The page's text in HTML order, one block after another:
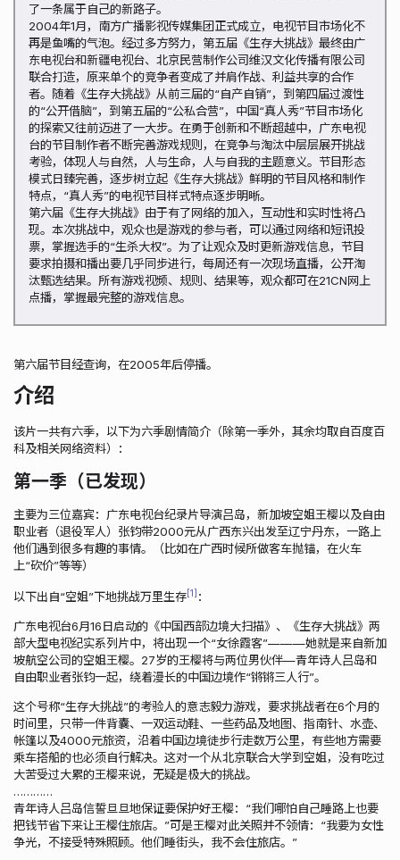
了一条属于自己的新路子。
2004年1月，南方广播影视传媒集团正式成立，电视节目市场化不
再是鱼嘴的气泡。经过多方努力，第五届《生存大挑战》最终由广
东电视台和新疆电视台、北京民营制作公司维汉文化传播有限公司
联合打造，原来单个的竞争者变成了并肩作战、利益共享的合作
者。随着《生存大挑战》从前三届的“自产自销”，到第四届过渡性
的“公开借脑”，到第五届的“公私合营”，中国“真人秀”节目市场化
的探索又往前迈进了一大步。在勇于创新和不断超越中，广东电视
台的节目制作者不断完善游戏规则，在竞争与淘汰中层层展开挑战
考验，体现人与自然，人与生命，人与自我的主题意义。节目形态
模式日臻完善，逐步树立起《生存大挑战》鲜明的节目风格和制作
特点，“真人秀”的电视节目样式特点逐步明晰。
第六届《生存大挑战》由于有了网络的加入，互动性和实时性将凸
现。本次挑战中，观众也是游戏的参与者，可以通过网络和短讯投
票，掌握选手的“生杀大权”。为了让观众及时更新游戏信息，节目
要求拍摄和播出要几乎同步进行，每周还有一次现场直播，公开淘
汰甄选结果。所有游戏视频、规则、结果等，观众都可在21CN网上
点播，掌握最完整的游戏信息。
第六届节目经查询，在2005年后停播。
介绍
该片一共有六季，以下为六季剧情简介（除第一季外，其余均取自百度百
科及相关网络资料）：
第一季（已发现）
主要为三位嘉宾：广东电视台纪录片导演吕岛，新加坡空姐王樱以及自由
职业者（退役军人）张钧带2000元从广西东兴出发至辽宁丹东，一路上
他们遇到很多有趣的事情。（比如在广西时候所做客车抛锚，在火车
上“砍价”等等）
以下出自“空姐”下地挑战万里生存 1 ：
广东电视台6月16日启动的《中国西部边境大扫描》、《生存大挑战》两
部大型电视纪实系列片中，将出现一个“女徐霞客”———她就是来自新加
坡航空公司的空姐王樱。27岁的王樱将与两位男伙伴—青年诗人吕岛和
自由职业者张钧一起，绕着漫长的中国边境作“锵锵三人行”。
这个号称“生存大挑战”的考验人的意志毅力游戏，要求挑战者在6个月的
时间里，只带一件背囊、一双运动鞋、一些药品及地图、指南针、水壶、
帐篷以及4000元旅资，沿着中国边境徒步行走数万公里，有些地方需要
乘车搭船的也必须自行解决。这对一个从北京联合大学到空姐，没有吃过
大苦受过大累的王樱来说，无疑是极大的挑战。
…………
青年诗人吕岛信誓旦旦地保证要保护好王樱：“我们哪怕自己睡路上也要
把钱节省下来让王樱住旅店。”可是王樱对此关照并不领情：“我要为女性
争光，不接受特殊照顾。他们睡街头，我不会住旅店。”